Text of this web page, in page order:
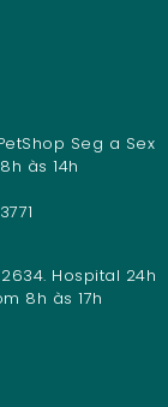
Seg a Sex
às 14h
Hospital 24h
8h às 17h